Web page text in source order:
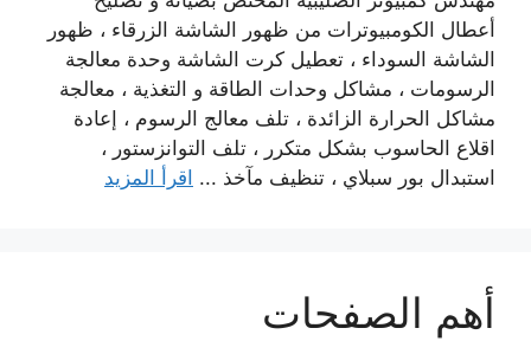
أعطال الكومبيوترات من ظهور الشاشة الزرقاء ، ظهور
الشاشة السوداء ، تعطيل كرت الشاشة وحدة معالجة
الرسومات ، مشاكل وحدات الطاقة و التغذية ، معالجة
مشاكل الحرارة الزائدة ، تلف معالج الرسوم ، إعادة
اقلاع الحاسوب بشكل متكرر ، تلف التوانزستور ،
استبدال بور سبلاي ، تنظيف مآخذ ... اقرأ المزيد
أهم الصفحات